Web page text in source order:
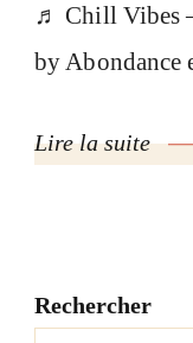
♬ Chill Vibes
by Abondance
Lire la suite
Rechercher